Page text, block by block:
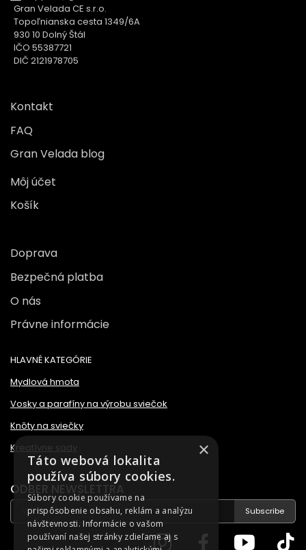
Gran Velada CE s.r.o.
Topoľnianska cesta 1349/6A
930 10 Dolný Štál
IČO 55387721
DIČ 2121978705
Kontakt
FAQ
Gran Velada blog
Môj účet
Košík
Doprava
Bezpečná platba
O nás
Právne informácie
HLAVNÉ KATEGÓRIE
Mydlová hmota
Vosky a parafíny na výrobu sviečok
Knôty na sviečky
Kreatívne sady
ODBER NEWSLETTRA
Subscribe
×
Táto webová lokalita
používa súbory cookies.
Súbory cookie používame na
prispôsobenie obsahu, reklám a analýzu
návštevnosti. Informácie o vašom
používaní našej stránky zdieľame aj s